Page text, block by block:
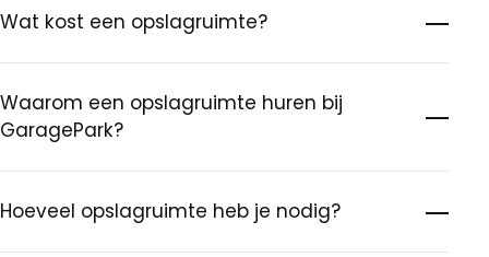
Wat kost een opslagruimte?
Waarom een opslagruimte huren bij
GaragePark?
Hoeveel opslagruimte heb je nodig?